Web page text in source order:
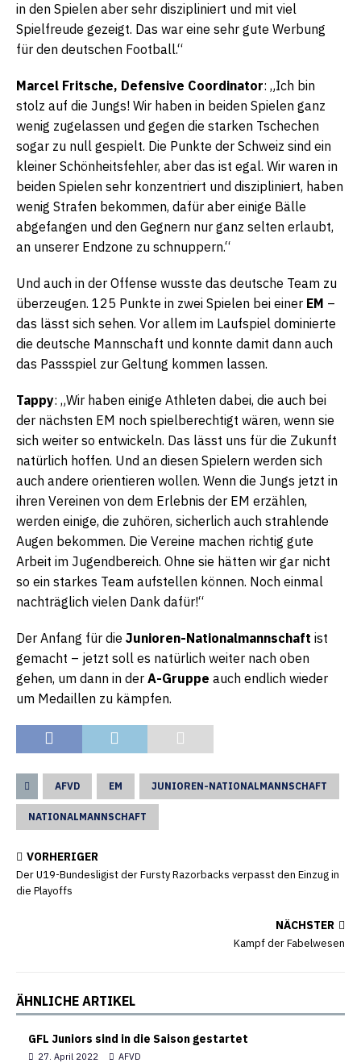
in den Spielen aber sehr diszipliniert und mit viel
Spielfreude gezeigt. Das war eine sehr gute Werbung
für den deutschen Football.“
Marcel Fritsche, Defensive Coordinator: „Ich bin
stolz auf die Jungs! Wir haben in beiden Spielen ganz
wenig zugelassen und gegen die starken Tschechen
sogar zu null gespielt. Die Punkte der Schweiz sind ein
kleiner Schönheitsfehler, aber das ist egal. Wir waren in
beiden Spielen sehr konzentriert und diszipliniert, haben
wenig Strafen bekommen, dafür aber einige Bälle
abgefangen und den Gegnern nur ganz selten erlaubt,
an unserer Endzone zu schnuppern.“
Und auch in der Offense wusste das deutsche Team zu
überzeugen. 125 Punkte in zwei Spielen bei einer EM –
das lässt sich sehen. Vor allem im Laufspiel dominierte
die deutsche Mannschaft und konnte damit dann auch
das Passspiel zur Geltung kommen lassen.
Tappy: „Wir haben einige Athleten dabei, die auch bei
der nächsten EM noch spielberechtigt wären, wenn sie
sich weiter so entwickeln. Das lässt uns für die Zukunft
natürlich hoffen. Und an diesen Spielern werden sich
auch andere orientieren wollen. Wenn die Jungs jetzt in
ihren Vereinen von dem Erlebnis der EM erzählen,
werden einige, die zuhören, sicherlich auch strahlende
Augen bekommen. Die Vereine machen richtig gute
Arbeit im Jugendbereich. Ohne sie hätten wir gar nicht
so ein starkes Team aufstellen können. Noch einmal
nachträglich vielen Dank dafür!“
Der Anfang für die Junioren-Nationalmannschaft ist
gemacht – jetzt soll es natürlich weiter nach oben
gehen, um dann in der A-Gruppe auch endlich wieder
um Medaillen zu kämpfen.
AFVD EM JUNIOREN-NATIONALMANNSCHAFT
NATIONALMANNSCHAFT
VORHERIGER
Der U19-Bundesligist der Fursty Razorbacks verpasst den Einzug in
die Playoffs
NÄCHSTER
Kampf der Fabelwesen
ÄHNLICHE ARTIKEL
GFL Juniors sind in die Saison gestartet
27. April 2022 AFVD